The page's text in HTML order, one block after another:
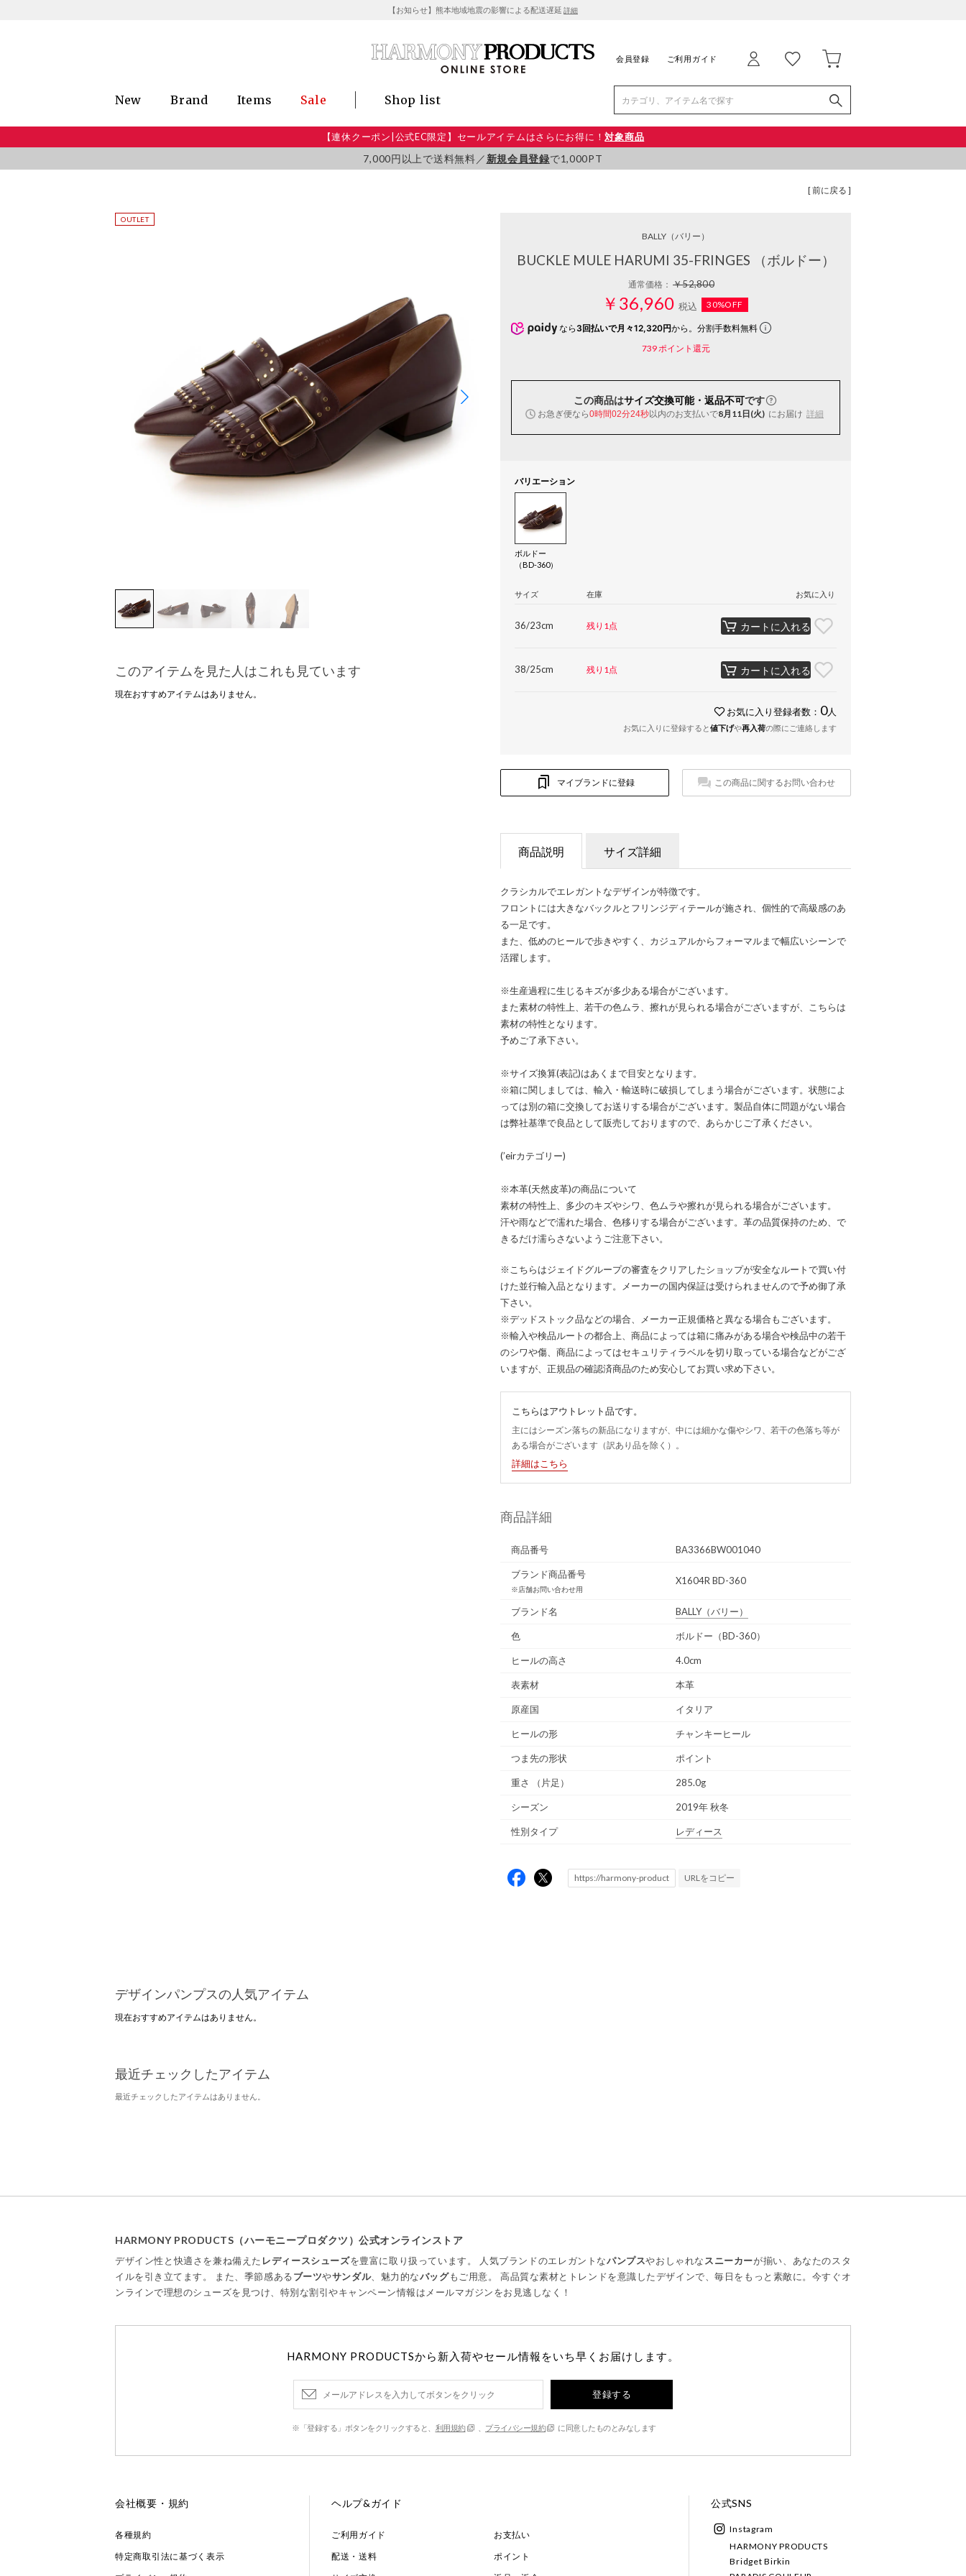
【お知らせ】熊本地域地震の影響による配送遅延 詳細
会員登録 ご利用ガイド
New Brand Items Sale Shop list
【連休クーポン|公式EC限定】セールアイテムはさらにお得に！対象商品
7,000円以上で送料無料／ 新規会員登録で1,000PT
[ 前に戻る ]
このアイテムを見た人はこれも見ています
現在おすすめアイテムはありません。
BALLY （バリー）
BUCKLE MULE HARUMI 35-FRINGES （ボルドー）
通常価格：￥52,800
￥36,960 税込 30%OFF
なら 3回払いで月々12,320円から。分割手数料無料
739ポイント還元
この商品はサイズ交換可能・返品不可です
お急ぎ便なら0時間02分23秒以内のお支払いで8月11日(火) にお届け 詳細
バリエーション
ボルドー
（BD-360）
サイズ 在庫 お気に入り
36/23cm 残り1点 カートに入れる
38/25cm 残り1点 カートに入れる
お気に入り登録者数： 0人
お気に入りに登録すると値下げや再入荷の際にご連絡します
マイブランドに登録 この商品に関するお問い合わせ
商品説明 サイズ詳細
クラシカルでエレガントなデザインが特徴です。
フロントには大きなバックルとフリンジディテールが施され、個性的で高級感のあ
る一足です。
また、低めのヒールで歩きやすく、カジュアルからフォーマルまで幅広いシーンで
活躍します。
※生産過程に生じるキズが多少ある場合がございます。
また素材の特性上、若干の色ムラ、擦れが見られる場合がございますが、こちらは
素材の特性となります。
予めご了承下さい。
※サイズ換算(表記)はあくまで目安となります。
※箱に関しましては、輸入・輸送時に破損してしまう場合がございます。状態によ
っては別の箱に交換してお送りする場合がございます。製品自体に問題がない場合
は弊社基準で良品として販売しておりますので、あらかじご了承ください。
(’eirカテゴリー)
※本革(天然皮革)の商品について
素材の特性上、多少のキズやシワ、色ムラや擦れが見られる場合がございます。
汗や雨などで濡れた場合、色移りする場合がございます。革の品質保持のため、で
きるだけ濡らさないようご注意下さい。
※こちらはジェイドグループの審査をクリアしたショップが安全なルートで買い付
けた並行輸入品となります。メーカーの国内保証は受けられませんので予め御了承
下さい。
※デッドストック品などの場合、メーカー正規価格と異なる場合もございます。
※輸入や検品ルートの都合上、商品によっては箱に痛みがある場合や検品中の若干
のシワや傷、商品によってはセキュリティラベルを切り取っている場合などがござ
いますが、正規品の確認済商品のため安心してお買い求め下さい。
こちらはアウトレット品です。
主にはシーズン落ちの新品になりますが、中には細かな傷やシワ、若干の色落ち等が
ある場合がございます（訳あり品を除く）。
詳細はこちら
商品詳細
商品番号 BA3366BW001040
ブランド商品番号
※店舗お問い合わせ用
X1604R BD-360
ブランド名 BALLY（バリー）
色 ボルドー（BD-360）
ヒールの高さ 4.0cm
表素材 本革
原産国 イタリア
ヒールの形 チャンキーヒール
つま先の形状 ポイント
重さ （片足） 285.0g
シーズン 2019年 秋冬
性別タイプ レディース
URLをコピー
デザインパンプスの人気アイテム
現在おすすめアイテムはありません。
最近チェックしたアイテム
最近チェックしたアイテムはありません。
HARMONY PRODUCTS（ハーモニープロダクツ）公式オンラインストア
デザイン性と快適さを兼ね備えた レディースシューズを豊富に取り扱っています。 人気ブランドのエレガントなパンプスやおしゃれな スニーカーが揃い、あなたのスタ
イルを引き立てます。 また、季節感あるブーツやサンダル、魅力的なバッグもご用意。 高品質な素材とトレンドを意識したデザインで、毎日をもっと素敵に。今すぐオ
ンラインで理想のシューズを見つけ、特別な割引やキャンペーン情報はメールマガジンをお見逃しなく！
HARMONY PRODUCTSから新入荷やセール情報をいち早くお届けします。
登録する
※「登録する」ボタンをクリックすると、 利用規約 プライバシー規約 に同意したものとみなします
会社概要・規約
各種規約
特定商取引法に基づく表示
ヘルプ&ガイド
ご利用ガイド
お支払い
配送・送料
ポイント
公式SNS
Instagram
HARMONY PRODUCTS
Bridget Birkin